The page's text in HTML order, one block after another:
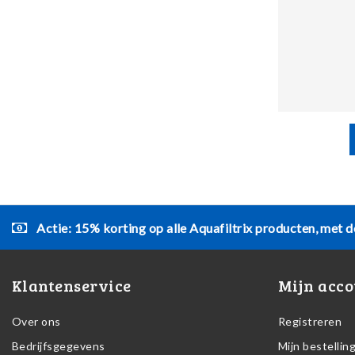
Actie: 15% korting op alle Aquafiltrix producten, met
Klantenservice
Over ons
Bedrijfsgegevens
Mijn
Registreren
Mijn